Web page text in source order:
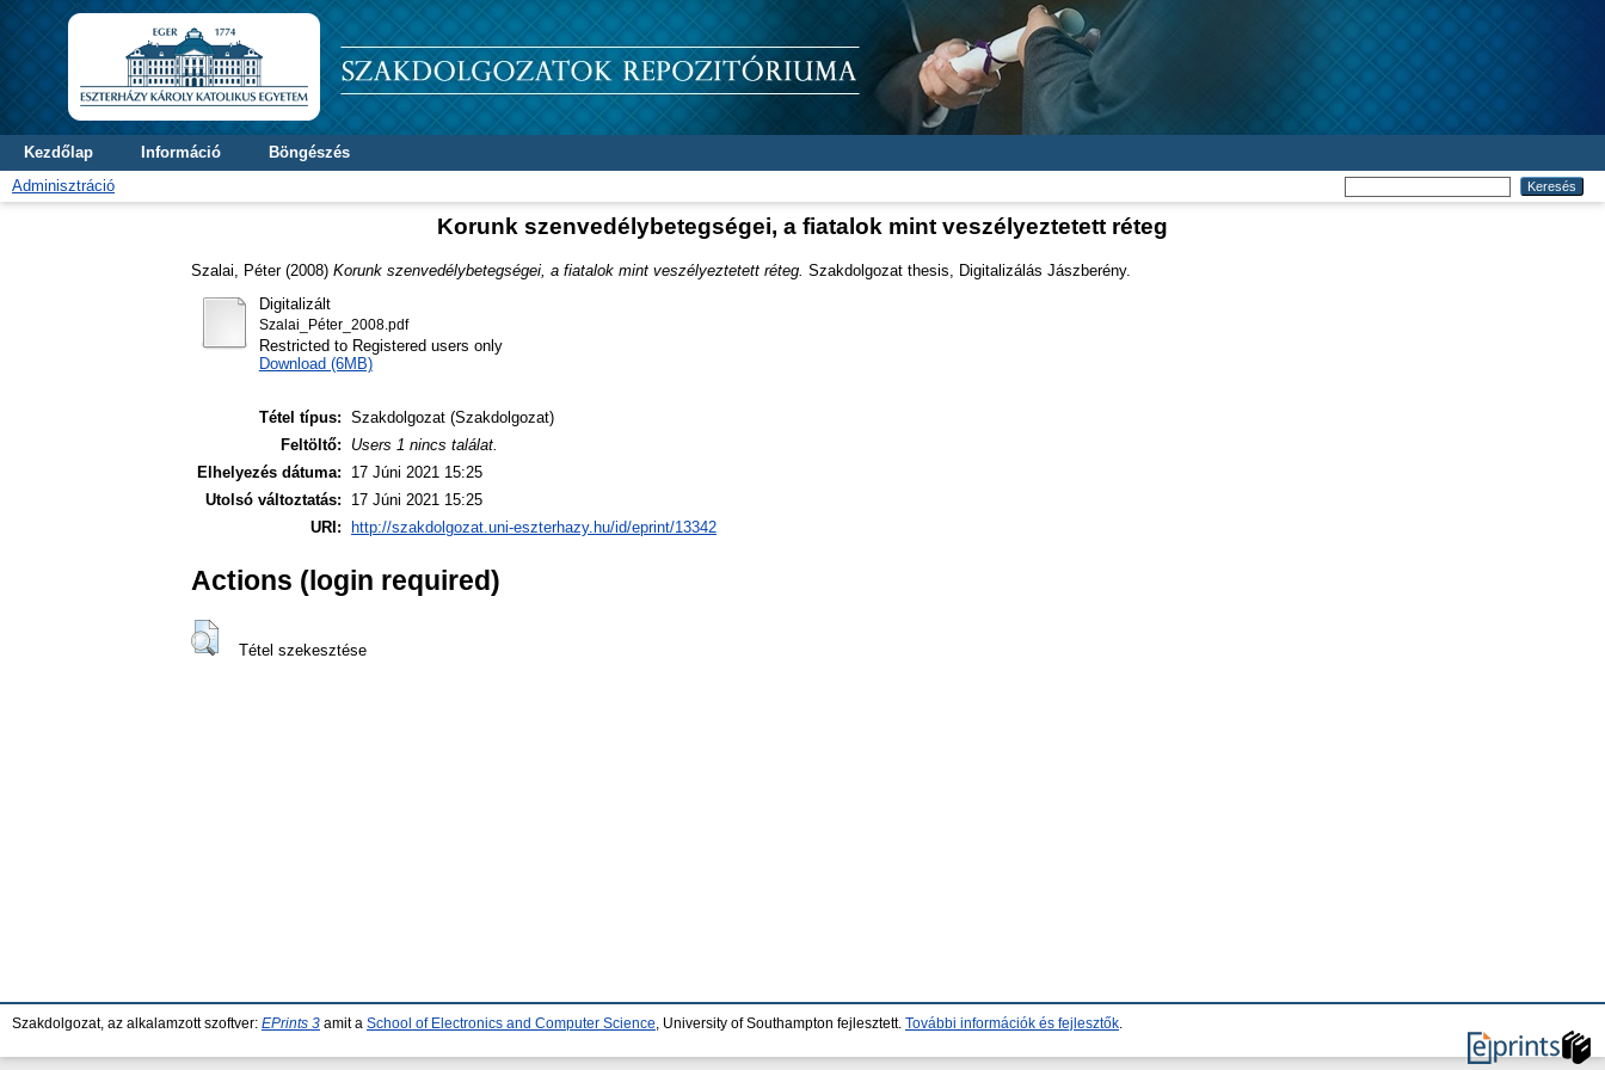
Kezdőlap Információ
Böngészés
Adminisztráció
Korunk szenvedélybetegségei, a fiatalok mint veszélyeztetett réteg
Szalai, Péter(2008) Korunk szenvedélybetegségei, a fiatalok mint veszélyeztetett réteg. Szakdolgozat thesis, Digitalizálás Jászberény.
Digitalizált
Szalai_Péter_2008.pdf
Restricted to Registered users only
Download (6MB)
Tétel típus: Szakdolgozat (Szakdolgozat)
Feltöltő:
Users 1 nincs találat.
Elhelyezés dátuma:
17 Júni 2021 15:25
Utolsó változtatás:
17 Júni 2021 15:25
URI:
http://szakdolgozat.uni-eszterhazy.hu/id/eprint/13342
Actions (login required)
Tétel szekesztése
Szakdolgozat, az alkalamzott szoftver: EPrints 3 amit a School of Electronics and Computer Science , University of Southampton fejlesztett. További információk és fejlesztők